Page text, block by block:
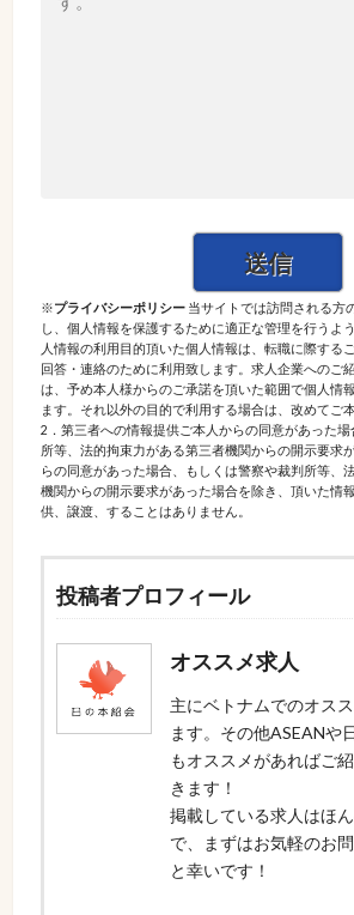
※プライバシーポリシー当サイトでは訪問される方
し、個人情報を保護するために適正な管理を行うよ
人情報の利用目的頂いた個人情報は、転職に際する
回答・連絡のために利用致します。求人企業へのご
は、予め本人様からのご承諾を頂いた範囲で個人情
ます。それ以外の目的で利用する場合は、改めてご
2．第三者への情報提供ご本人からの同意があった
所等、法的拘束力がある第三者機関からの開示要求
らの同意があった場合、もしくは警察や裁判所等、
機関からの開示要求があった場合を除き、頂いた情
供、譲渡、することはありません。
投稿者プロフィール
オススメ求人
主にベトナムでのオス
ます。その他ASEANや
もオススメがあればご
きます！
掲載している求人はほ
で、まずはお気軽のお
と幸いです！